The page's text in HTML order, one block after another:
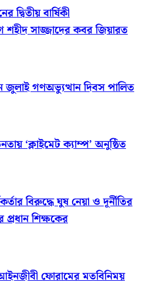
বার্ষিকী
শহীদ সাজ্জাদের কবর জিয়ারত
জুলাই গণঅভ্যুত্থান দিবস পালিত
‘ক্লাইমেট ক্যাম্প’ অনুষ্ঠিত
বিরুদ্ধে ঘুষ নেয়া ও দূর্নীতির
প্রধান শিক্ষকের
ফোরামের মতবিনিময়